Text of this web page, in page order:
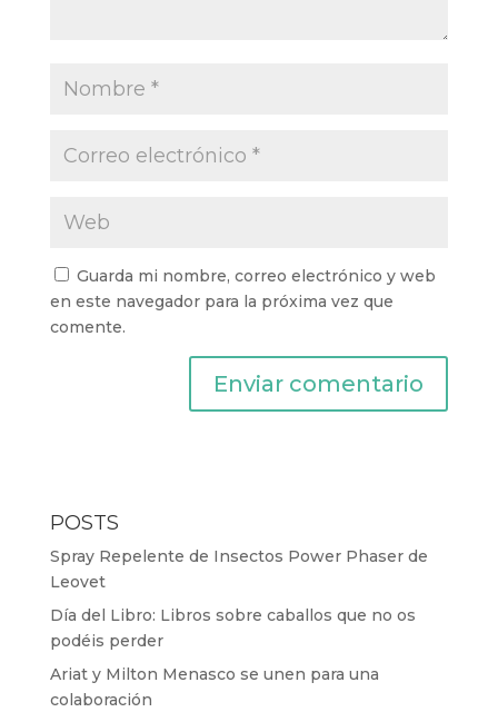
Guarda mi nombre, correo electrónico y web
en este navegador para la próxima vez que
comente.
POSTS
Spray Repelente de Insectos Power Phaser de
Leovet
Día del Libro: Libros sobre caballos que no os
podéis perder
Ariat y Milton Menasco se unen para una
colaboración